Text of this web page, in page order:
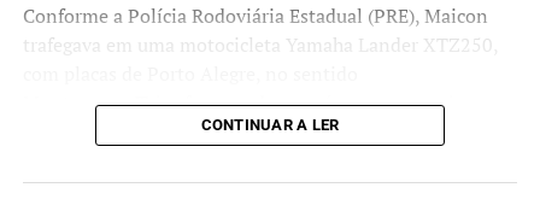
Conforme a Polícia Rodoviária Estadual (PRE), Maicon
trafegava em uma motocicleta Yamaha Lander XTZ250,
Montenegro/Triunfo, quando uma árvore, que seria um
eucalipto de grande porte, caiu sobre a pista e atingiu o
temporal.
CONTINUAR A LER